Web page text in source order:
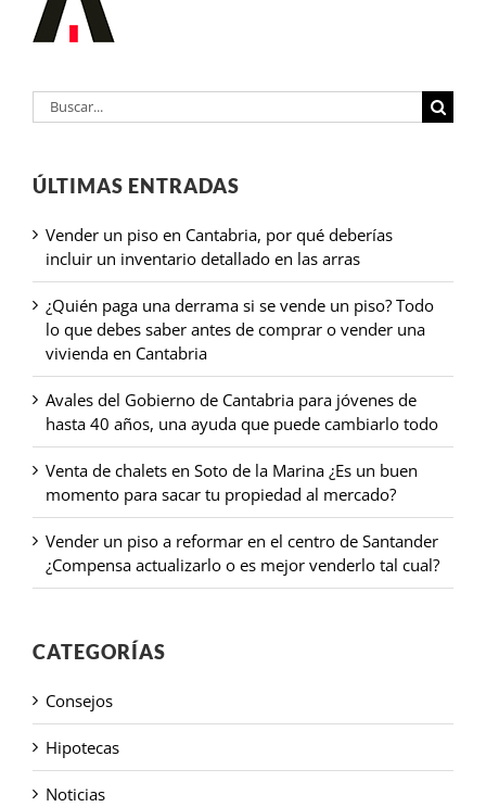
Buscar:
ÚLTIMAS ENTRADAS
Vender un piso en Cantabria, por qué deberías
incluir un inventario detallado en las arras
¿Quién paga una derrama si se vende un piso? Todo
lo que debes saber antes de comprar o vender una
vivienda en Cantabria
Avales del Gobierno de Cantabria para jóvenes de
hasta 40 años, una ayuda que puede cambiarlo todo
Venta de chalets en Soto de la Marina ¿Es un buen
momento para sacar tu propiedad al mercado?
Vender un piso a reformar en el centro de Santander
¿Compensa actualizarlo o es mejor venderlo tal cual?
CATEGORÍAS
Consejos
Hipotecas
Noticias